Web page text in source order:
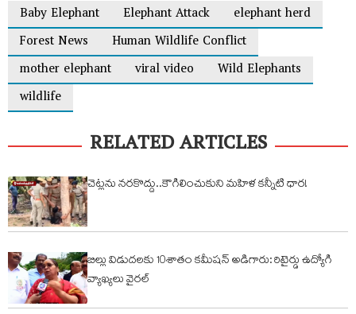
Baby Elephant
Elephant Attack
elephant herd
Forest News
Human Wildlife Conflict
mother elephant
viral video
Wild Elephants
wildlife
RELATED ARTICLES
చెట్లను నరకొద్దు..కౌగిలించుకుని మహిళ కన్నీటి ధార!
బిల్లు విడుదలకు 10శాతం కమీషన్ అడిగారు: రిటైర్డు ఉద్యోగి
వ్యాఖ్యలు వైరల్